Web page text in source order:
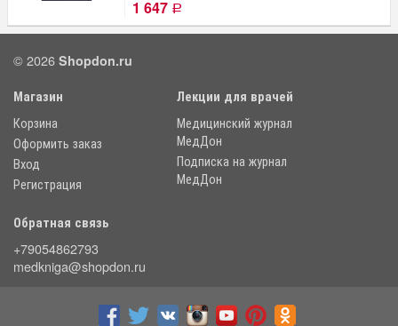
1 647 Р
© 2026 Shopdon.ru
Магазин
Корзина
Оформить заказ
Вход
Регистрация
Лекции для врачей
Медицинский журнал
МедДон
Подписка на журнал
МедДон
Обратная связь
+79054862793
medkniga@shopdon.ru